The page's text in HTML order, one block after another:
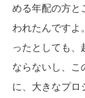
める年配の方と
われたんですよ
ったとしても
ならないし、
に、大きなプロ